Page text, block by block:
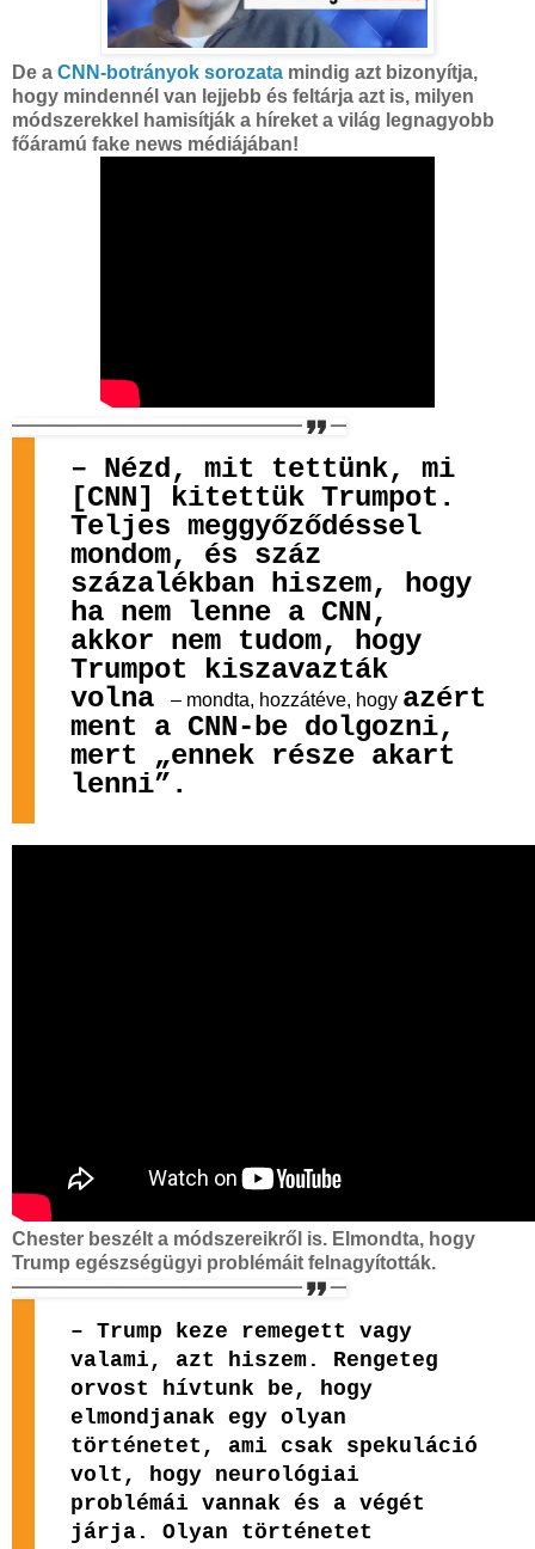
De a CNN-botrányok sorozata mindig azt bizonyítja,
hogy mindennél van lejjebb és feltárja azt is, milyen
módszerekkel hamisítják a híreket a világ legnagyobb
főáramú fake news médiájában!
– Nézd, mit tettünk, mi
[CNN] kitettük Trumpot.
Teljes meggyőződéssel
mondom, és száz
százalékban hiszem, hogy
ha nem lenne a CNN,
akkor nem tudom, hogy
Trumpot kiszavazták
volna
– mondta, hozzátéve, hogy azért
ment a CNN-be dolgozni,
mert „ennek része akart
lenni”.
Chester beszélt a módszereikről is. Elmondta, hogy
Trump egészségügyi problémáit felnagyították.
– Trump keze remegett vagy
valami, azt hiszem. Rengeteg
orvost hívtunk be, hogy
elmondjanak egy olyan
történetet, ami csak spekuláció
volt, hogy neurológiai
problémái vannak és a végét
járja. Olyan történetet